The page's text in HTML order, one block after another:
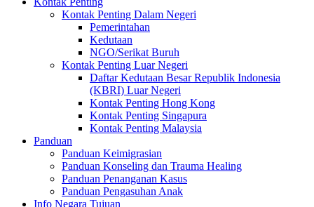
Kontak Penting Dalam Negeri
Pemerintahan
Kedutaan
NGO/Serikat Buruh
Kontak Penting Luar Negeri
Daftar Kedutaan Besar Republik Indonesia
(KBRI) Luar Negeri
Kontak Penting Hong Kong
Kontak Penting Singapura
Kontak Penting Malaysia
Panduan
Panduan Keimigrasian
Panduan Konseling dan Trauma Healing
Panduan Penanganan Kasus
Panduan Pengasuhan Anak
Info Negara Tujuan